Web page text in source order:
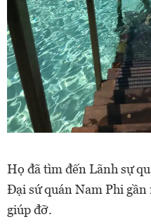
Họ đã tìm đến Lãnh sự
Đại sứ quán Nam Phi
giúp đỡ.